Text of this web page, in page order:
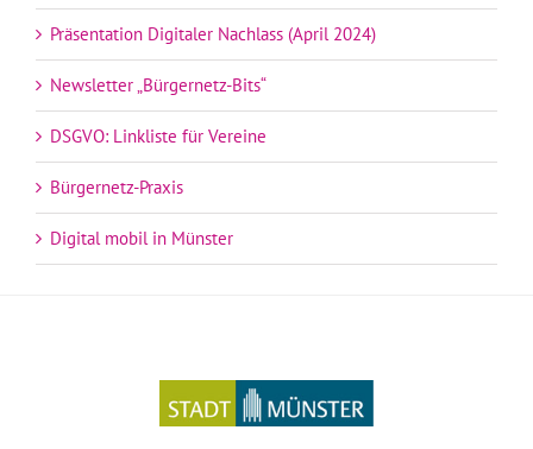
Präsentation Digitaler Nachlass (April 2024)
Newsletter „Bürgernetz-Bits“
DSGVO: Linkliste für Vereine
Bürgernetz-Praxis
Digital mobil in Münster